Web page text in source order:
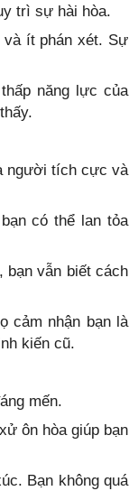
trì sự hài hòa.
và ít phán xét. Sự
năng lực của
người tích cực và
có thể lan tỏa
bạn vẫn biết cách
cảm nhận bạn là
kiến cũ.
mến.
ôn hòa giúp bạn
Bạn không quá